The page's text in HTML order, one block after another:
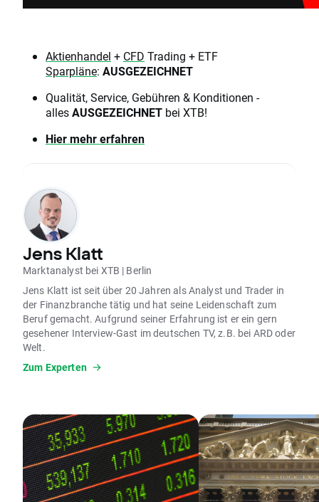
Aktienhandel + CFD Trading + ETF
Sparpläne: AUSGEZEICHNET
Qualität, Service, Gebühren & Konditionen -
allesAUSGEZEICHNET bei XTB!
Hier mehr erfahren
Jens Klatt
Marktanalyst bei XTB | Berlin
Jens Klatt ist seit über 20 Jahren als Analyst und Trader in
der Finanzbranche tätig und hat seine Leidenschaft zum
Beruf gemacht. Aufgrund seiner Erfahrung ist er ein gern
gesehener Interview-Gast im deutschen TV, z.B. bei ARD oder
Welt.
Zum Experten